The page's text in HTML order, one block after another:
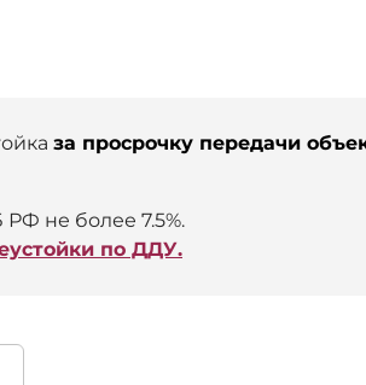
за просрочку передачи
РФ не более 7.5%.
по ДДУ.